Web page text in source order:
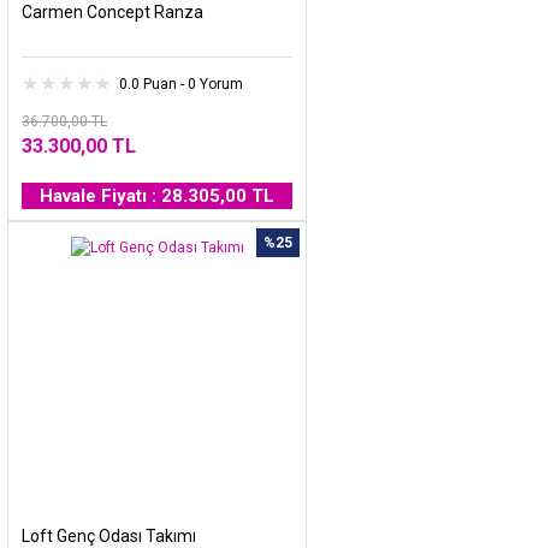
Carmen Concept Ranza
0.0 Puan - 0 Yorum
36.700,00 TL
33.300,00 TL
Havale Fiyatı : 28.305,00 TL
%25
Loft Genç Odası Takımı